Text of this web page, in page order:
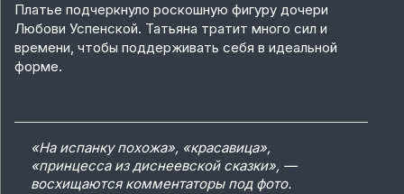
Платье подчеркнуло роскошную фигуру дочери
Любови Успенской. Татьяна тратит много сил и
времени, чтобы поддерживать себя в идеальной
форме.
«На испанку похожа», «красавица»,
«принцесса из диснеевской сказки», —
восхищаются комментаторы под фото.